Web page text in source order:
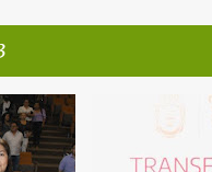
EVELYN SALGADO